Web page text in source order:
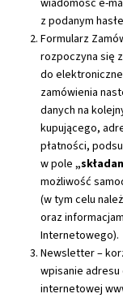
z podanym
Formularz
rozpoczyna się
do
zamówienia
danych na
kupującego,
płatności,
w pole
możliwość
(w tym celu
oraz
Internetowego).
Newsletter –
wpisanie
internetowej